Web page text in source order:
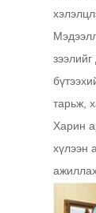
тарьж,
Харин
хүлээн